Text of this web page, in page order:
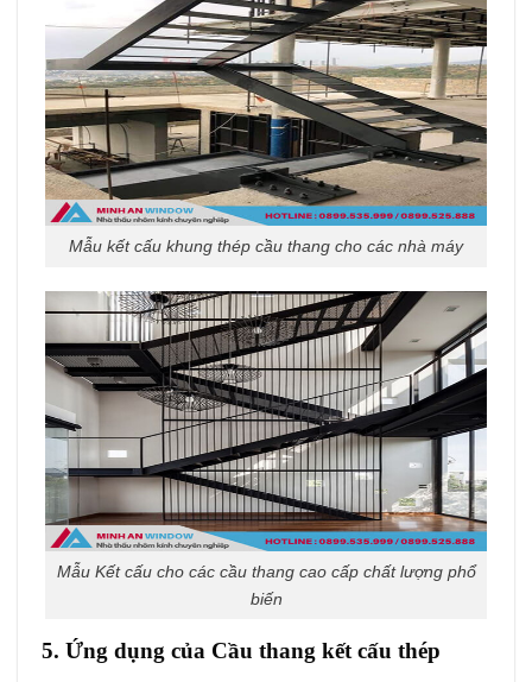
Mẫu kết cấu khung thép cầu thang cho các nhà máy
Mẫu Kết cấu cho các cầu thang cao cấp chất lượng phổ
biến
5. Ứng dụng của Cầu thang kết cấu thép